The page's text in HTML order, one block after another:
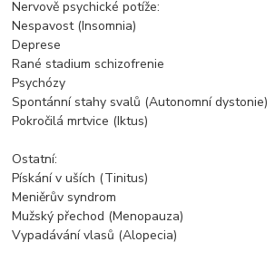
Nervově psychické potíže:
Nespavost (Insomnia)
Deprese
Rané stadium schizofrenie
Psychózy
Spontánní stahy svalů (Autonomní dystonie)
Pokročilá mrtvice (Iktus)
Ostatní:
Pískání v uších (Tinitus)
Meniěrův syndrom
Mužský přechod (Menopauza)
Vypadávání vlasů (Alopecia)